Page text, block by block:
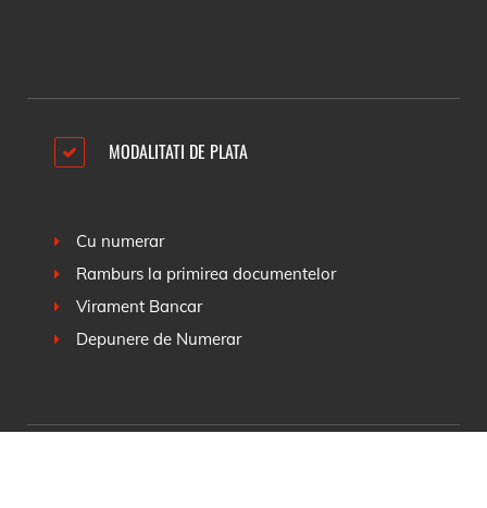
MODALITATI DE PLATA
Cu numerar
Ramburs la primirea documentelor
Virament Bancar
Depunere de Numerar